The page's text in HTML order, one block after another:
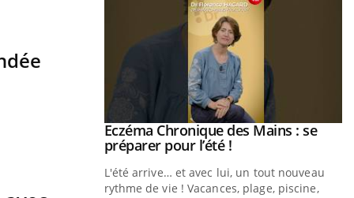
Youtube
Eczéma Chronique des Mains : se
préparer pour l’été !Youtube
L'été arrive… et avec lui, un tout nouveau
rythme de vie ! Vacances, plage, piscine,